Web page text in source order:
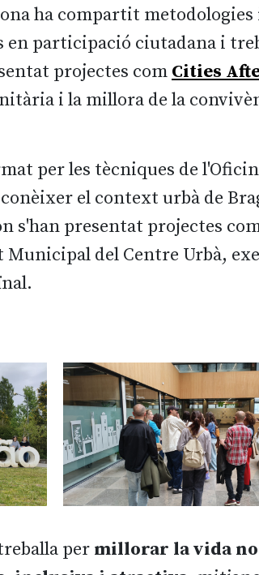
ha compartit metodologies
participació ciutadana i
projectes com Cities
i la millora de la
per les tècniques de
el context urbà de
s'han presentat projectes
Municipal del Centre Urbà,
per millorar la vida